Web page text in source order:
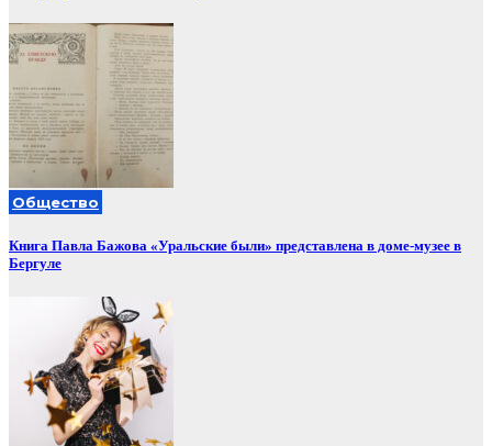
Общество
Книга Павла Бажова «Уральские были» представлена в доме-музее в
Бергуле